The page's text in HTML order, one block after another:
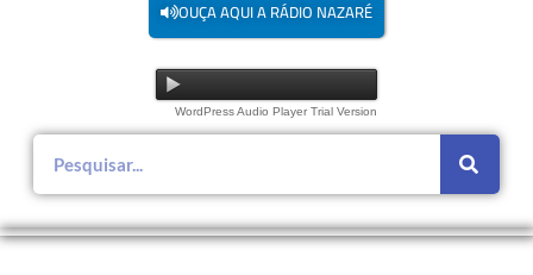
OUÇA AQUI A RÁDIO NAZARÉ
WordPress Audio Player Trial Version